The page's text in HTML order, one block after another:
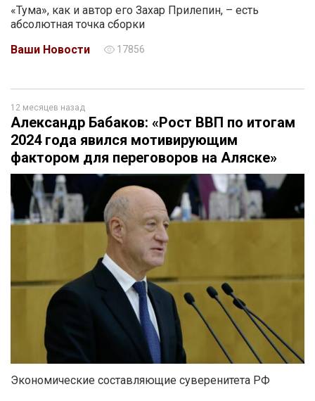
«Тума», как и автор его Захар Прилепин, – есть
абсолютная точка сборки
Ваши Новости
17856
12 месяцев назад
Александр Бабаков: «Рост ВВП по итогам
2024 года явился мотивирующим
фактором для переговоров на Аляске»
Экономические составляющие суверенитета РФ